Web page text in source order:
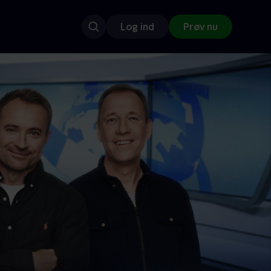
Log ind Prøv nu